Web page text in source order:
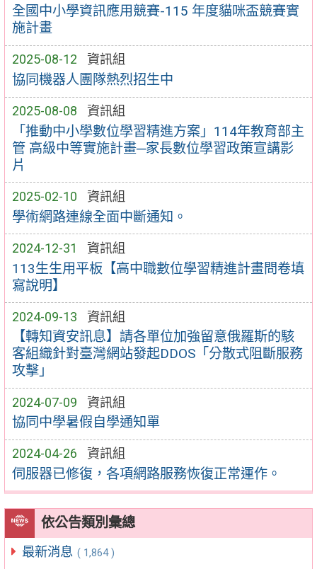
全國中小學資訊應用競賽-115 年度貓咪盃競賽實
施計畫
2025-08-12 資訊組
協同機器人團隊熱烈招生中
2025-08-08 資訊組
「推動中小學數位學習精進方案」114年教育部主
管 高級中等實施計畫─家長數位學習政策宣講影
片
2025-02-10 資訊組
學術網路連線全面中斷通知。
2024-12-31 資訊組
113生生用平板【高中職數位學習精進計畫問卷填
寫說明】
2024-09-13 資訊組
【轉知資安訊息】請各單位加強留意俄羅斯的駭
客組織針對臺灣網站發起DDOS「分散式阻斷服務
攻擊」
2024-07-09 資訊組
協同中學暑假自學通知單
2024-04-26 資訊組
伺服器已修復，各項網路服務恢復正常運作。
依公告類別彙總
最新消息 ( 1,864 )